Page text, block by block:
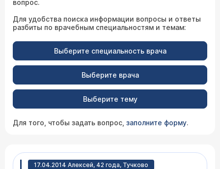
вопрос.
Для удобства поиска информации вопросы и ответы
разбиты по врачебным специальностям и темам:
Выберите специальность врача
Выберите врача
Выберите тему
Для того, чтобы задать вопрос, заполните форму.
17.04.2014 Алексей, 42 года, Тучково